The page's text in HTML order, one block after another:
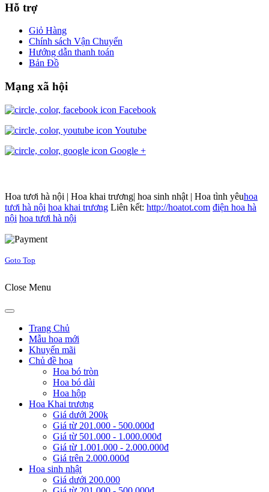
Hỗ trợ
Giỏ Hàng
Chính sách Vận Chuyển
Hướng dẫn thanh toán
Bản Đồ
Mạng xã hội
Facebook
Youtube
Google +
Hoa tươi hà nội | Hoa khai trương| hoa sinh nhật | Hoa tình yêuhoa
tươi hà nội hoa khai trương Liên kết: http://hoatot.com điện hoa hà
nội hoa tươi hà nội
Goto Top
Close Menu
Trang Chủ
Mẫu hoa mới
Khuyến mãi
Chủ đề hoa
Hoa bó tròn
Hoa bó dài
Hoa hộp
Hoa Khai trương
Giá dưới 200k
Giá từ 201.000 - 500.000đ
Giá từ 501.000 - 1.000.000đ
Giá từ 1.001.000 - 2.000.000đ
Giá trên 2.000.000đ
Hoa sinh nhật
Giá dưới 200.000